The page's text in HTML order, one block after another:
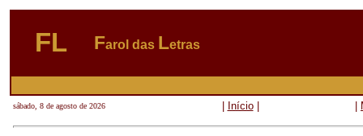
FL Farol das Letras
sábado, 8 de agosto de 2026 Início|